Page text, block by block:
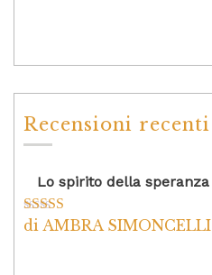
Recensioni recenti
Lo spirito della speranza
Valutato5su
di AMBRA SIMONCELLI